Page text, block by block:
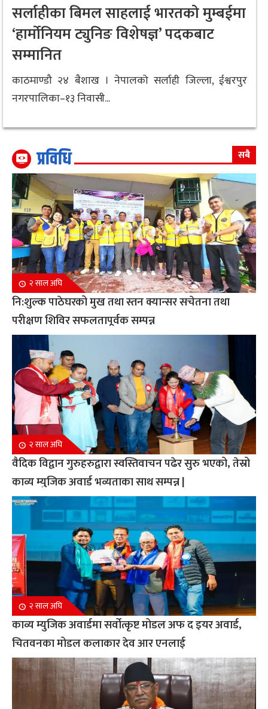
सर्लाहीका बिमल साहलाई भारतको मुम्बईमा
‘हार्मोनियम ट्युनिङ विशेषज्ञ’ पदकबाट
सम्मानित
काठमाण्डौ २४ बैशाख । नेपालको सर्लाही जिल्ला, ईश्वरपुर
नगरपालिका–१३ निवासी...
प्रविधि सबै
२ साल अघि
नि:शुल्क पाठेघरको मुख तथा स्तन क्यान्सर सचेतना तथा
परीक्षण शिविर सफलतापूर्वक सम्पन्न
२ साल अघि
वैदिक विद्वान गुरुहरुद्वारा स्वस्तिवाचन पढेर सुरु भएको, तेस्रो
काव्य म्युजिक अवार्ड भव्यताका साथ सम्पन्न |
२ साल अघि
काव्य म्युजिक अवार्डमा सर्वोत्कृष्ट मोडल अफ द इयर अवार्ड,
चितवनका मोडल कलाकार देव आर एनलाई